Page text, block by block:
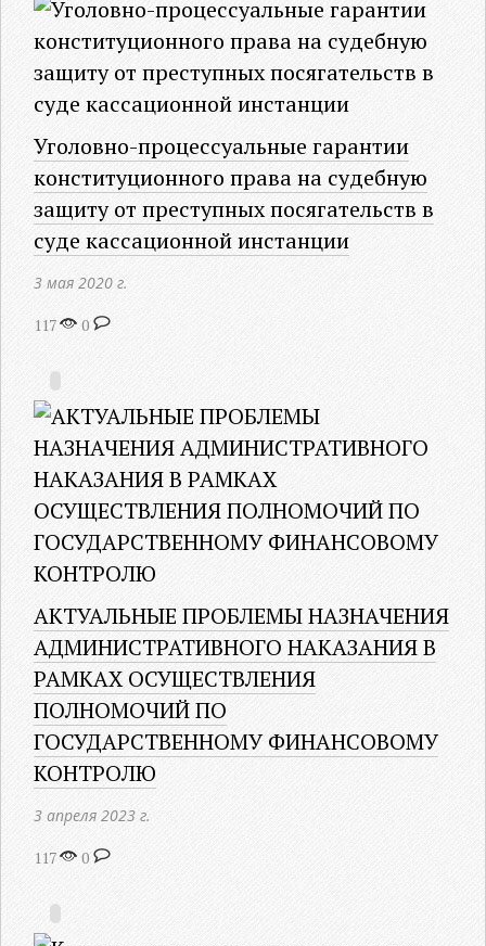
Уголовно-процессуальные гарантии
конституционного права на судебную
защиту от преступных посягательств в
суде кассационной инстанции
3 мая 2020 г.
117 0
АКТУАЛЬНЫЕ ПРОБЛЕМЫ НАЗНАЧЕНИЯ
АДМИНИСТРАТИВНОГО НАКАЗАНИЯ В
РАМКАХ ОСУЩЕСТВЛЕНИЯ
ПОЛНОМОЧИЙ ПО
ГОСУДАРСТВЕННОМУ ФИНАНСОВОМУ
КОНТРОЛЮ
3 апреля 2023 г.
117 0